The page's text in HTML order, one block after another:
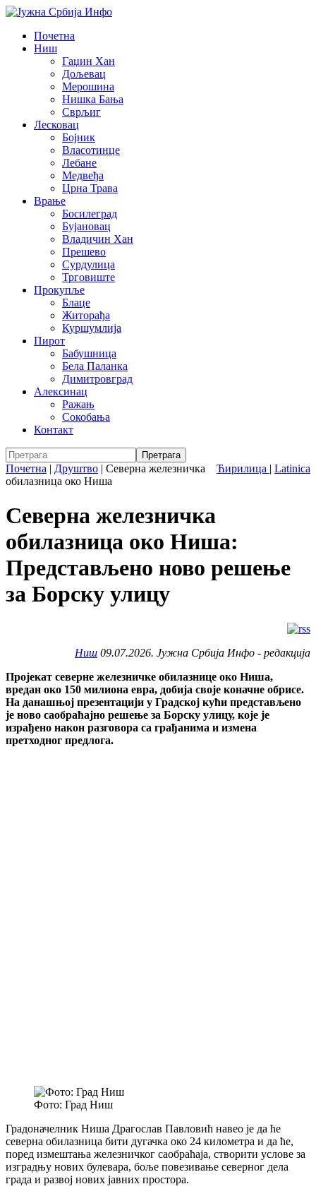
Почетна
Ниш
Гаџин Хан
Дољевац
Мерошина
Нишка Бања
Сврљиг
Лесковац
Бојник
Власотинце
Лебане
Медвеђа
Црна Трава
Врање
Босилеград
Бујановац
Владичин Хан
Прешево
Сурдулица
Трговиште
Прокупље
Блаце
Житорађа
Куршумлија
Пирот
Бабушница
Бела Паланка
Димитровград
Алексинац
Ражањ
Сокобања
Контакт
Ћирилица | Latinica
Почетна | Друштво | Северна железничка
обилазница око Ниша
Северна железничка
обилазница око Ниша:
Представљено ново решење
за Борску улицу
Ниш 09.07.2026. Јужна Србија Инфо - редакција
Пројекат северне железничке обилазнице око Ниша,
вредан око 150 милиона евра, добија своје коначне обрисе.
На данашњој презентацији у Градској кући представљено
је ново саобраћајно решење за Борску улицу, које је
израђено након разговора са грађанима и измена
претходног предлога.
Фото: Град Ниш
Градоначелник Ниша Драгослав Павловић навео је да ће
северна обилазница бити дугачка око 24 километра и да ће,
поред измештања железничког саобраћаја, створити услове за
изградњу нових булевара, боље повезивање северног дела
града и развој нових јавних простора.